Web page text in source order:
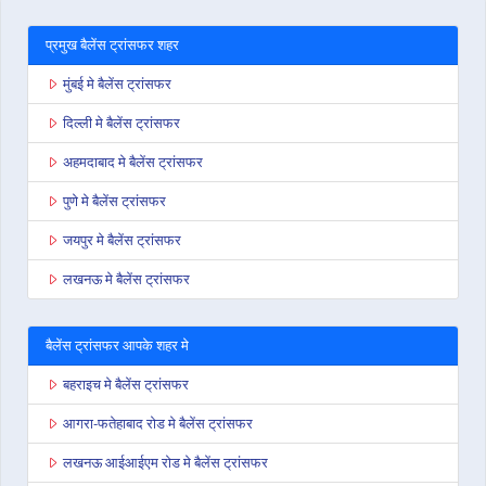
प्रमुख बैलेंस ट्रांसफर शहर
मुंबई मे बैलेंस ट्रांसफर
दिल्ली मे बैलेंस ट्रांसफर
अहमदाबाद मे बैलेंस ट्रांसफर
पुणे मे बैलेंस ट्रांसफर
जयपुर मे बैलेंस ट्रांसफर
लखनऊ मे बैलेंस ट्रांसफर
बैलेंस ट्रांसफर आपके शहर मे
बहराइच मे बैलेंस ट्रांसफर
आगरा-फतेहाबाद रोड मे बैलेंस ट्रांसफर
लखनऊ आईआईएम रोड मे बैलेंस ट्रांसफर